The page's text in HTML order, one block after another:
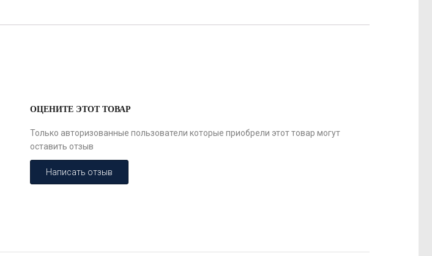
ОЦЕНИТЕ ЭТОТ ТОВАР
Только авторизованные пользователи которые приобрели этот товар могут
оставить отзыв
Написать отзыв